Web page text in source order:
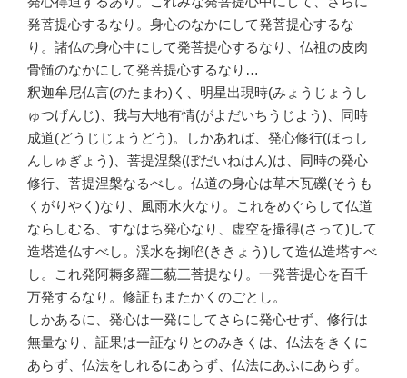
発菩提心するなり。身心のなかにして発菩提心するな
り。諸仏の身心中にして発菩提心するなり、仏祖の皮肉
骨髄のなかにして発菩提心するなり…
釈迦牟尼仏言(のたまわ)く、明星出現時(みょうじょうし
ゅつげんじ)、我与大地有情(がよだいちうじよう)、同時
成道(どうじじょうどう)。しかあれば、発心修行(ほっし
んしゅぎょう)、菩提涅槃(ぼだいねはん)は、同時の発心
修行、菩提涅槃なるべし。仏道の身心は草木瓦礫(そうも
くがりやく)なり、風雨水火なり。これをめぐらして仏道
ならしむる、すなはち発心なり、虚空を撮得(さって)して
造塔造仏すべし。渓水を掬啗(ききょう)して造仏造塔すべ
し。これ発阿耨多羅三藐三菩提なり。一発菩提心を百千
万発するなり。修証もまたかくのごとし。
しかあるに、発心は一発にしてさらに発心せず、修行は
無量なり、証果は一証なりとのみきくは、仏法をきくに
あらず、仏法をしれるにあらず、仏法にあふにあらず。